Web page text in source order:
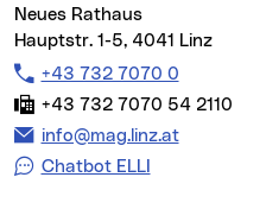
Neues Rathaus
Hauptstr. 1-5, 4041 Linz
Telefon:
+43 732 7070 0
Fax:
+43 732 7070 54 2110
E-Mail Adresse:
info@mag.linz.at
Chatbot ELLI